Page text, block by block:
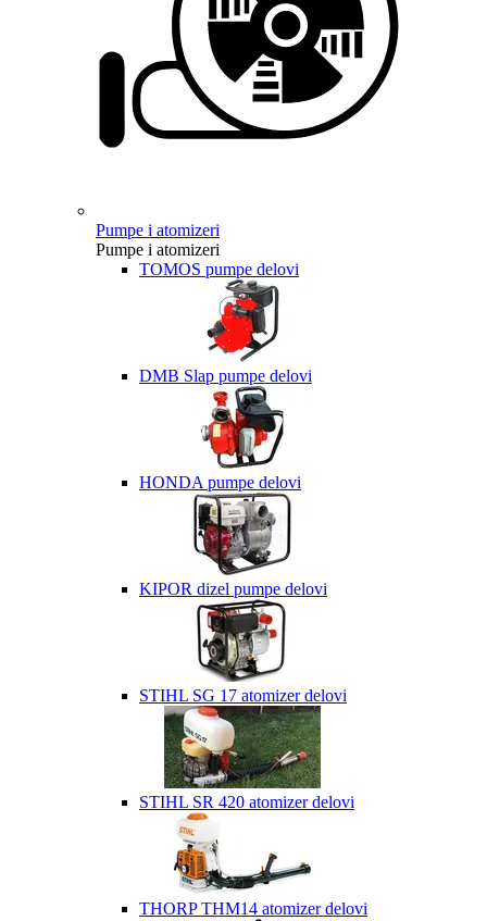
Pumpe i atomizeri
Pumpe i atomizeri
TOMOS pumpe delovi
DMB Slap pumpe delovi
HONDA pumpe delovi
KIPOR dizel pumpe delovi
STIHL SG 17 atomizer delovi
STIHL SR 420 atomizer delovi
THORP THM14 atomizer delovi